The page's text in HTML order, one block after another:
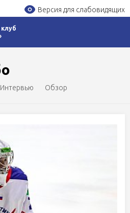
Версия для слабовидящих
Интервью Обзор